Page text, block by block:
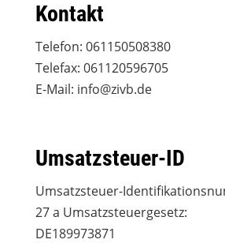
Kontakt
Telefon: 061150508380
Telefax: 061120596705
E-Mail: info@zivb.de
Umsatzsteuer-ID
Umsatzsteuer-
27 a Umsatzsteuergesetz:
DE189973871